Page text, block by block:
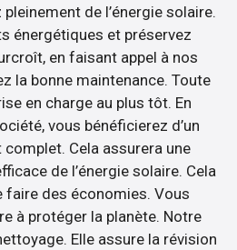
de l’énergie solaire.
énergétiques et préservez
en faisant appel à nos
la bonne maintenance. Toute
en charge au plus tôt. En
vous bénéficierez d’un
Cela assurera une
de l’énergie solaire. Cela
faire des économies. Vous
à protéger la planète. Notre
Elle assure la révision